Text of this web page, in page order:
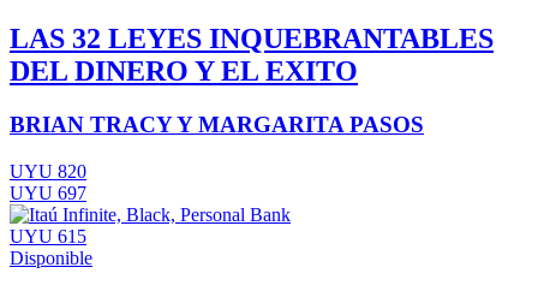
LAS 32 LEYES INQUEBRANTABLES
DEL DINERO Y EL EXITO
BRIAN TRACY Y MARGARITA PASOS
UYU 820
UYU 697
UYU 615
Disponible